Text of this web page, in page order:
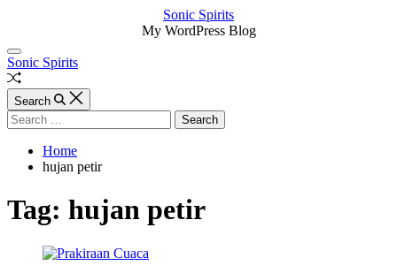
content
Sonic Spirits
My WordPress Blog
Off
Canvas
Sonic Spirits
Random
Article
Search
Search
for:
Home
hujan petir
Tag: hujan petir